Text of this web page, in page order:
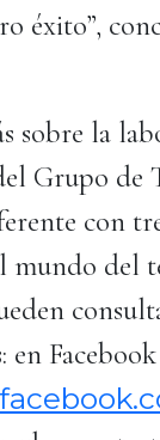
éxito”,
sobre la
Grupo de
con
mundo del
en Facebook